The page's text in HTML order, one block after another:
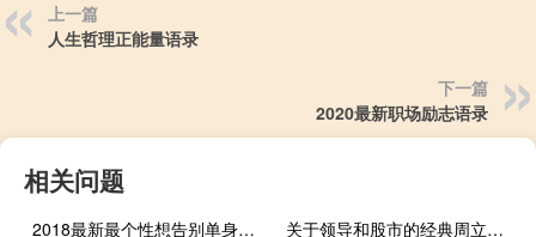
上一篇
人生哲理正能量语录
下一篇
2020最新职场励志语录
相关问题
2018最新最个性想告别单身的说说签名大全 关于领导和股市的经典周立波语录